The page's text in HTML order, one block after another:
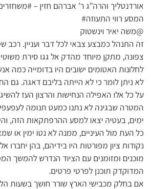
אורדנטליך והרה”ג ר’ אברהם חזין –
המסע רווי התעוזה#
@משה יאיר וינשטוק
זה התנהל כמבצע צבאי לכל דבר ועניין.
צפונה, מתקן מיוחד מהדק אל גגו סירת
לחלונות האטומים ישובים היו בדומייה כמה
לא ניתן לומר כי לא הייתה בליבם דאגה. גם
על כל אלו האפילה הנחישות והרצון העז
המטרה שבגינה לא נתנו כמעט תנומה
ימים, בעטיה יצאו למסע ההרפתקאות הזה,
כל העת מול העיניים, ממנה לא נטו ימין או
נקודות ציון מפורטות היו בידיהם, בהן יחברו
מוכנים ומזומנים עם הציוד הנדרש להמשך
המדוקדק תוכנן לפרטי פרטים.
אם בחלק מכבישי הארץ שורר חושך בשעות